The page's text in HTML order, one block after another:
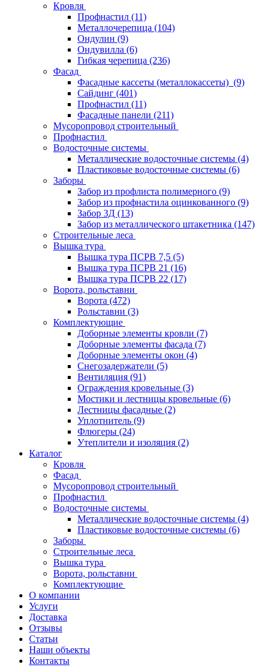
Кровля
Профнастил (11)
Металлочерепица (104)
Ондулин (9)
Ондувилла (6)
Гибкая черепица (236)
Фасад
Фасадные кассеты (металлокассеты) (9)
Сайдинг (401)
Профнастил (11)
Фасадные панели (211)
Мусоропровод строительный
Профнастил
Водосточные системы
Металлические водосточные системы (4)
Пластиковые водосточные системы (6)
Заборы
Забор из профлиста полимерного (9)
Забор из профнастила оцинкованного (9)
Забор 3Д (13)
Забор из металлического штакетника (147)
Строительные леса
Вышка тура
Вышка тура ПСРВ 7,5 (5)
Вышка тура ПСРВ 21 (16)
Вышка тура ПСРВ 22 (17)
Ворота, рольставни
Ворота (472)
Рольставни (3)
Комплектующие
Доборные элементы кровли (7)
Доборные элементы фасада (7)
Доборные элементы окон (4)
Снегозадержатели (5)
Вентиляция (91)
Ограждения кровельные (3)
Мостики и лестницы кровельные (6)
Лестницы фасадные (2)
Уплотнитель (9)
Флюгеры (24)
Утеплители и изоляция (2)
Каталог
Кровля
Фасад
Мусоропровод строительный
Профнастил
Водосточные системы
Металлические водосточные системы (4)
Пластиковые водосточные системы (6)
Заборы
Строительные леса
Вышка тура
Ворота, рольставни
Комплектующие
О компании
Услуги
Доставка
Отзывы
Статьи
Наши объекты
Контакты